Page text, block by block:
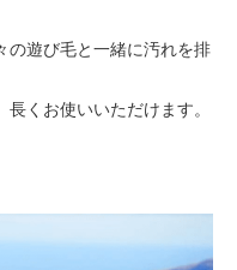
の遊び毛と一緒に汚れを排
くお使いいただけます。